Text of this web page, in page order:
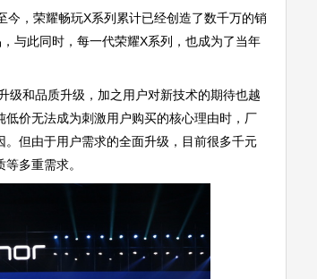
今，荣耀畅玩X系列累计已经创造了数千万的销
与此同时，每一代荣耀X系列，也成为了当年
级和品质升级，加之用户对新技术的期待也越
价无法成为刺激用户购买的核心理由时，厂
但由于用户需求的全面升级，目前很多千元
多重需求。